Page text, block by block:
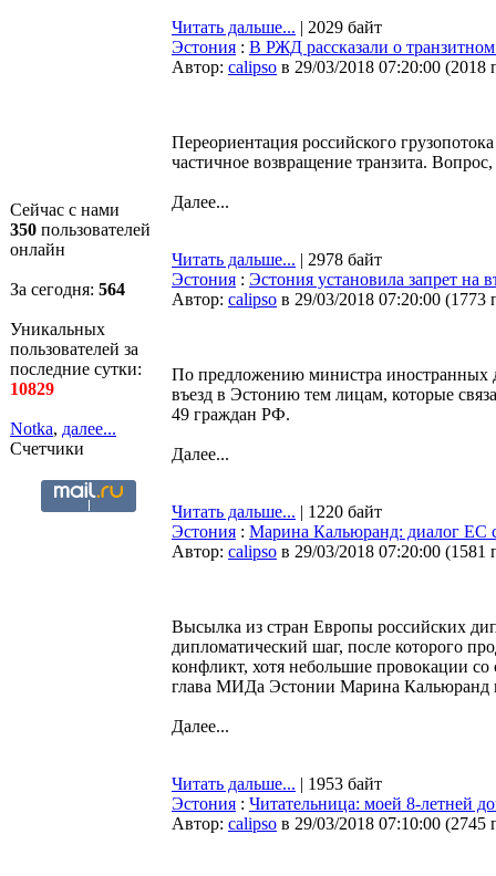
Сейчас с нами
350 пользователей
онлайн
За сегодня: 564
Уникальных
пользователей за
последние сутки:
10829
Notka, далее...
Счетчики
Читать дальше... | 2029 байт
Эстония : В РЖД рассказали о
Автор: calipso в 29/03/2018 07:20:00 (2018
Переориентация российского
частичное возвращение транзита.
Далее...
Читать дальше... | 2978 байт
Эстония : Эстония установила запрет на
Автор: calipso в 29/03/2018 07:20:00 (1773
По предложению министра иностранных
въезд в Эстонию тем лицам, которые
49 граждан РФ.
Далее...
Читать дальше... | 1220 байт
Эстония : Марина Кальюранд: диалог ЕС
Автор: calipso в 29/03/2018 07:20:00 (1581
Высылка из стран Европы российских
дипломатический шаг, после которого
конфликт, хотя небольшие провокации
глава МИДа Эстонии Марина Кальюранд
Далее...
Читать дальше... | 1953 байт
Эстония : Читательница: моей 8-летней
Автор: calipso в 29/03/2018 07:10:00 (2745